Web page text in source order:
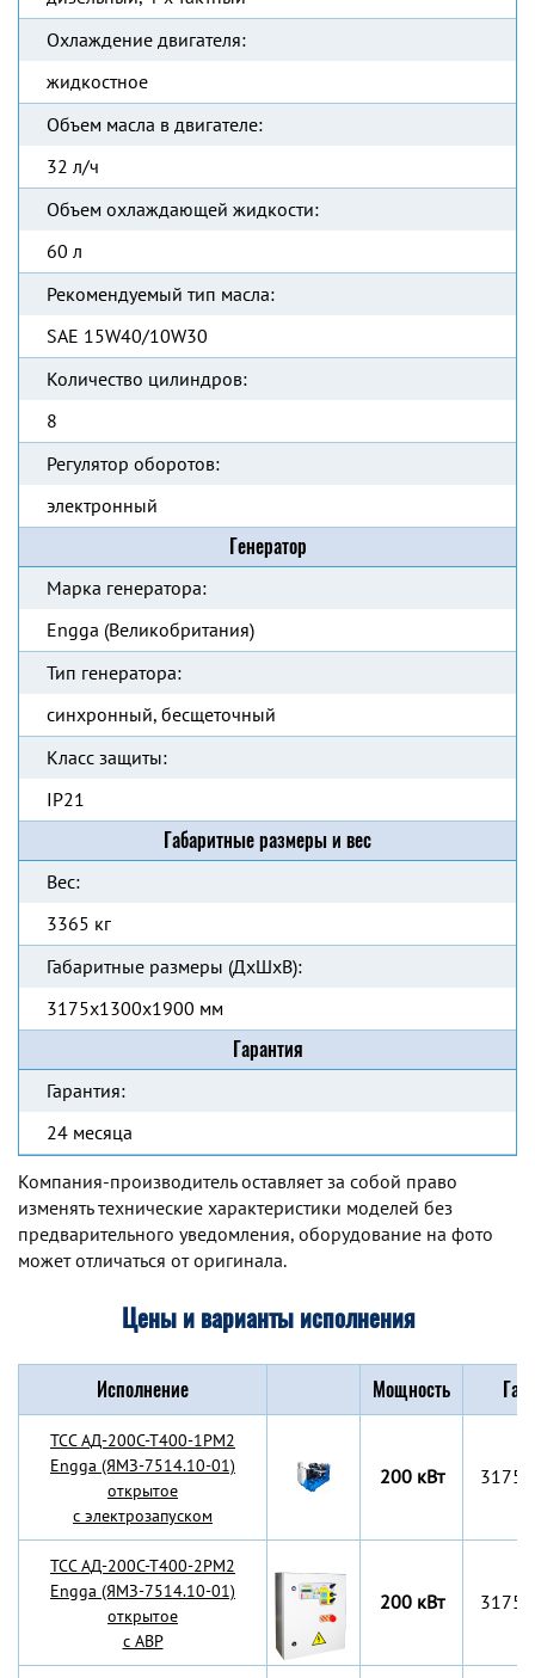
Охлаждение двигателя:
жидкостное
Объем масла в двигателе:
32 л/ч
Объем охлаждающей жидкости:
60 л
Рекомендуемый тип масла:
SAE 15W40/10W30
Количество цилиндров:
8
Регулятор оборотов:
электронный
Генератор
Марка генератора:
Engga (Великобритания)
Тип генератора:
синхронный, бесщеточный
Класс защиты:
IP21
Габаритные размеры и вес
Вес:
3365 кг
Габаритные размеры (ДхШхВ):
3175х1300х1900 мм
Гарантия
Гарантия:
24 месяца
Компания-производитель оставляет за собой право
изменять технические характеристики моделей без
предварительного уведомления, оборудование на фото
может отличаться от оригинала.
Цены и варианты исполнения
Исполнение Мощность
TCC АД-200С-Т400-1РМ2
Engga (ЯМЗ-7514.10-01)
открытое
с электрозапуском
200 кВт
TCC АД-200С-Т400-2РМ2
Engga (ЯМЗ-7514.10-01)
открытое
с АВР
200 кВт